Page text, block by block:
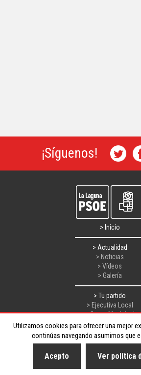
¡Síguenos!
> Inicio
> Actualidad
> Noticias
> Vídeos
> Galería
> Tu partido
> Ejecutiva Local
> Grupo Municipal
> Contacto
Aviso Legal
Utilizamos cookies para ofrecer una mejor
continúas navegando asumimos que
Acepto Ver política